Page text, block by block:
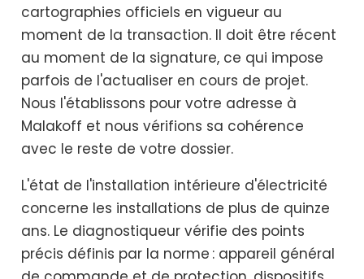
cartographies officiels en vigueur au
moment de la transaction. Il doit être récent
au moment de la signature, ce qui impose
parfois de l'actualiser en cours de projet.
Nous l'établissons pour votre adresse à
Malakoff et nous vérifions sa cohérence
avec le reste de votre dossier.
L'état de l'installation intérieure d'électricité
concerne les installations de plus de quinze
ans. Le diagnostiqueur vérifie des points
précis définis par la norme : appareil général